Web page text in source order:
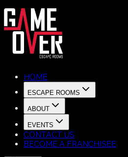
HOME
ESCAPE ROOMS
ABOUT
EVENTS
CONTACT US
BECOME A FRANCHISEE